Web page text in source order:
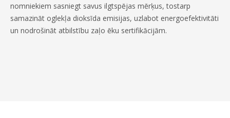
nomniekiem sasniegt savus ilgtspējas mērķus, tostarp
samazināt oglekļa dioksīda emisijas, uzlabot energoefektivitāti
un nodrošināt atbilstību zaļo ēku sertifikācijām.